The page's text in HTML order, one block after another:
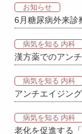
お知らせ
6月糖尿病外来診
病気を知る 内科
漢方薬でのアン
病気を知る 内科
アンチエイジン
病気を知る 内科
老化を促進する